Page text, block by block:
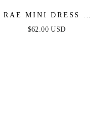
RAE MINI DRESS -
CORAL
$62.00 USD